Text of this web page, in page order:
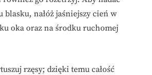
blasku, nałóż jaśniejszy cień w
oka oraz na środku ruchomej
rzęsy; dzięki temu całość